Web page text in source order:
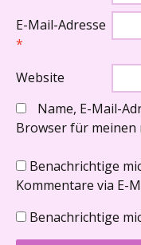
E-Mail-Adresse
*
Website
Name, E-Mail-
Browser für meinen
Benachrichtige
Kommentare via E-
Benachrichtige